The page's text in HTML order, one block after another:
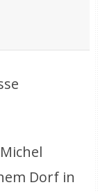
Dorf in